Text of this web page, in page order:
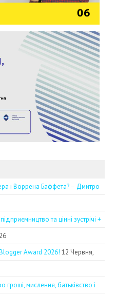
і Воррена Баффета? – Дмитро
та цінні зустрічі +
Blogger Award 2026! 12 Червня,
гроші, мислення, батьківство і